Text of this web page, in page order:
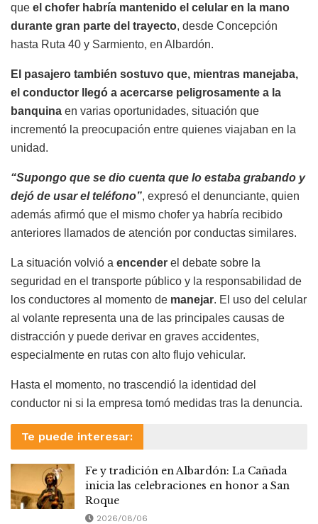
que el chofer habría mantenido el celular en la mano
durante gran parte del trayecto, desde Concepción
hasta Ruta 40 y Sarmiento, en Albardón.
El pasajero también sostuvo que, mientras manejaba,
el conductor llegó a acercarse peligrosamente a la
banquina en varias oportunidades, situación que
incrementó la preocupación entre quienes viajaban en la
unidad.
“Supongo que se dio cuenta que lo estaba grabando y
dejó de usar el teléfono”, expresó el denunciante, quien
además afirmó que el mismo chofer ya habría recibido
anteriores llamados de atención por conductas similares.
La situación volvió a encender el debate sobre la
seguridad en el transporte público y la responsabilidad de
los conductores al momento de manejar. El uso del celular
al volante representa una de las principales causas de
distracción y puede derivar en graves accidentes,
especialmente en rutas con alto flujo vehicular.
Hasta el momento, no trascendió la identidad del
conductor ni si la empresa tomó medidas tras la denuncia.
Te puede interesar:
Fe y tradición en Albardón: La Cañada
inicia las celebraciones en honor a San
Roque
2026/08/06